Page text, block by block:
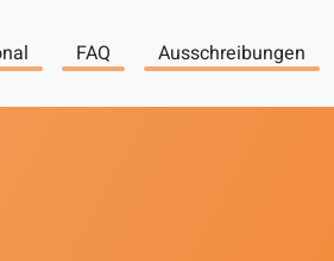
FAQ Ausschreibungen